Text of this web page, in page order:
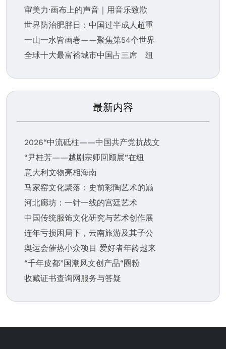
审美力·画布上的声音｜用音乐致歉
世界防治肥胖日：中国过半成人超重
一山一水皆画卷——聚焦第54个世界
全球十大最富裕城市中国占三席 纽
最新内容
2026“中流砥柱——中国共产党抗战文
“尹桂芳——越剧宗师回顾展”在纽
意大利文物亮相海南
马家窑文化聚落：史前彩陶艺术的巅
河北廊坊：一针一线的宫廷艺术
中国传统服饰文化研究与艺术创作展
连年亏损困局下，云南旅游及其子公
奥运会催热小众项目 爱好者年龄越来
“千年皮都”国潮风文创产品“圈粉
收藏证书查询网服务与答疑